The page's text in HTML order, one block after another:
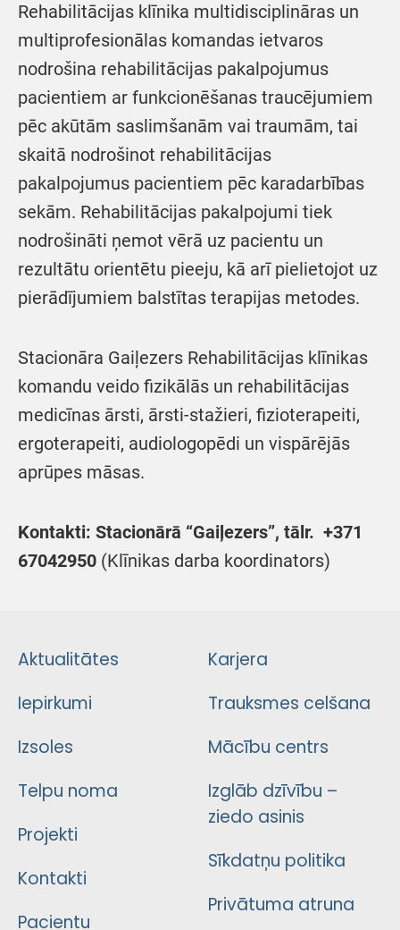
Rehabilitācijas klīnika multidisciplināras un
multiprofesionālas komandas ietvaros
nodrošina rehabilitācijas pakalpojumus
pacientiem ar funkcionēšanas traucējumiem
pēc akūtām saslimšanām vai traumām, tai
skaitā nodrošinot rehabilitācijas
pakalpojumus pacientiem pēc karadarbības
sekām. Rehabilitācijas pakalpojumi tiek
nodrošināti ņemot vērā uz pacientu un
rezultātu orientētu pieeju, kā arī pielietojot uz
pierādījumiem balstītas terapijas metodes.
Stacionāra Gaiļezers Rehabilitācijas klīnikas
komandu veido fizikālās un rehabilitācijas
medicīnas ārsti, ārsti-stažieri, fizioterapeiti,
ergoterapeiti, audiologopēdi un vispārējās
aprūpes māsas.
Kontakti: Stacionārā “Gaiļezers”, tālr. +371
67042950 (Klīnikas darba koordinators)
Aktualitātes
Iepirkumi
Izsoles
Telpu noma
Projekti
Kontakti
Pacientu
Karjera
Trauksmes celšana
Mācību centrs
Izglāb dzīvību –
ziedo asinis
Sīkdatņu politika
Privātuma atruna